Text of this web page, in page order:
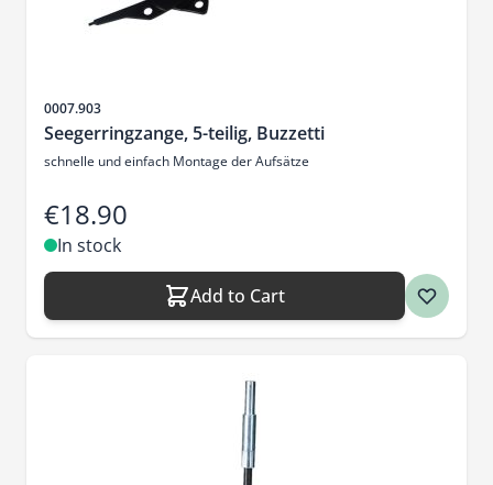
Sku
0007.903
Seegerringzange, 5-teilig, Buzzetti
schnelle und einfach Montage der Aufsätze
€18.90
In stock
Add to Cart